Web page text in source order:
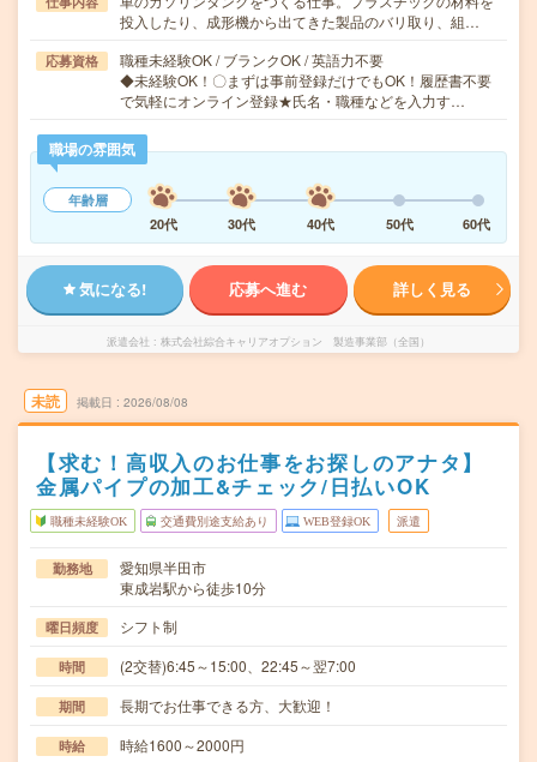
投入したり、成形機から出てきた製品のバリ取り、組…
応募資格
職種未経験OK / ブランクOK / 英語力不要
◆未経験OK！〇まずは事前登録だけでもOK！履歴書不要
で気軽にオンライン登録★氏名・職種などを入力す…
職場の雰囲気
年齢層
20代
30代 40代 50代 60代
気になる! 応募へ進む 詳しく見る
派遣会社 株式会社綜合キャリアオプション 製造事業部（全国）
未読 掲載日 2026/08/08
【求む！高収入のお仕事をお探しのアナタ】
金属パイプの加工&チェック/日払いOK
職種未経験OK 交通費別途支給あり WEB登録OK 派遣
勤務地
愛知県半田市
東成岩駅から徒歩10分
曜日頻度 シフト制
時間 (2交替)6:45～15:00、22:45～翌7:00
期間 長期でお仕事できる方、大歓迎！
時給 時給1600～2000円